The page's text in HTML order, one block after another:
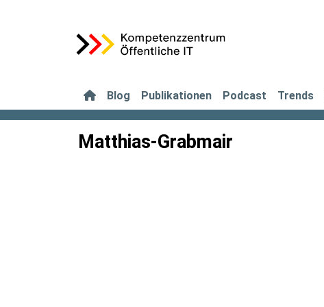
Blog Publikationen Podcast Trends
Matthias-Grabmair